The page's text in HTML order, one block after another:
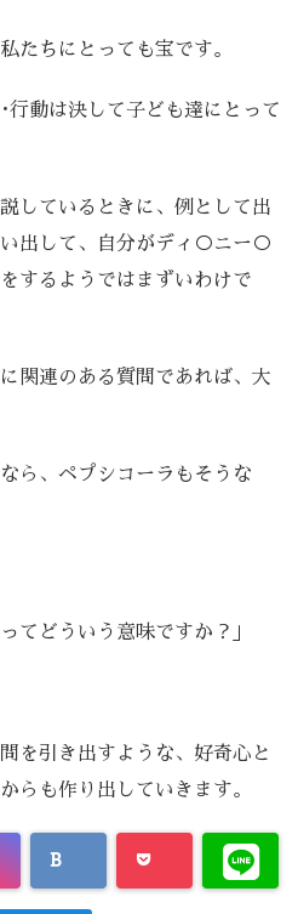
たちにとっても宝です。
行動は決して子ども達にとって
しているときに、例として出
出して、自分がディ○ニー○
するようではまずいわけで
関連のある質問であれば、大
ら、ペプシコーラもそうな
てどういう意味ですか？」
を引き出すような、好奇心と
らも作り出していきます。